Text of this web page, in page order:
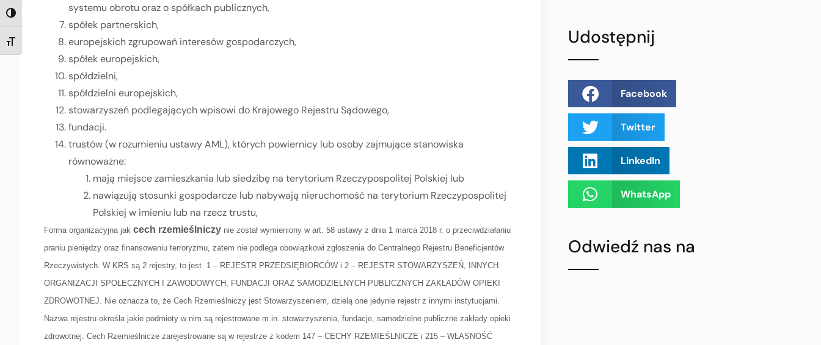
TOGGLE HIGH CONTRAST
TOGGLE FONT SIZE
systemu obrotu oraz o spółkach publicznych,
spółek partnerskich,
europejskich zgrupowań interesów gospodarczych,
spółek europejskich,
spółdzielni,
spółdzielni europejskich,
stowarzyszeń podlegających wpisowi do Krajowego Rejestru Sądowego,
fundacji.
trustów (w rozumieniu ustawy AML), których powiernicy lub osoby zajmujące stanowiska
równoważne:
mają miejsce zamieszkania lub siedzibę na terytorium Rzeczypospolitej Polskiej lub
nawiązują stosunki gospodarcze lub nabywają nieruchomość na terytorium Rzeczypospolitej
Polskiej w imieniu lub na rzecz trustu,
Forma organizacyjna jak cech rzemieślniczy nie został wymieniony w art. 58 ustawy z dnia 1 marca 2018 r. o przeciwdziałaniu
praniu pieniędzy oraz finansowaniu terroryzmu, zatem nie podlega obowiązkowi zgłoszenia do Centralnego Rejestru Beneficjentów
Rzeczywistych. W KRS są 2 rejestry, to jest 1 – REJESTR PRZEDSIĘBIORCÓW i 2 – REJESTR STOWARZYSZEŃ, INNYCH
ORGANIZACJI SPOŁECZNYCH I ZAWODOWYCH, FUNDACJI ORAZ SAMODZIELNYCH PUBLICZNYCH ZAKŁADÓW OPIEKI
ZDROWOTNEJ. Nie oznacza to, że Cech Rzemieślniczy jest Stowarzyszeniem, dzielą one jedynie rejestr z innymi instytucjami.
Nazwa rejestru określa jakie podmioty w nim są rejestrowane m.in. stowarzyszenia, fundacje, samodzielne publiczne zakłady opieki
zdrowotnej. Cech Rzemieślnicze zarejestrowane są w rejestrze z kodem 147 – CECHY RZEMIEŚLNICZE i 215 – WŁASNOŚĆ
Udostępnij
Facebook
Twitter
LinkedIn
WhatsApp
Odwiedź nas na